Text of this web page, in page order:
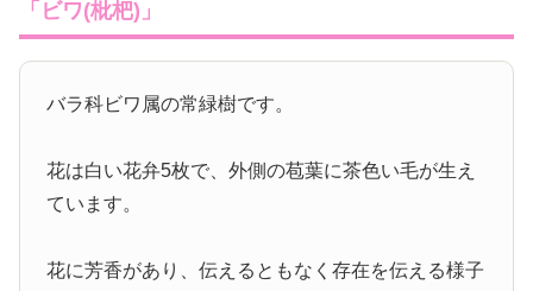
「ビワ(枇杷)」
バラ科ビワ属の常緑樹です。
花は白い花弁5枚で、外側の苞葉に茶色い毛が生え
ています。
花に芳香があり、伝えるともなく存在を伝える様子